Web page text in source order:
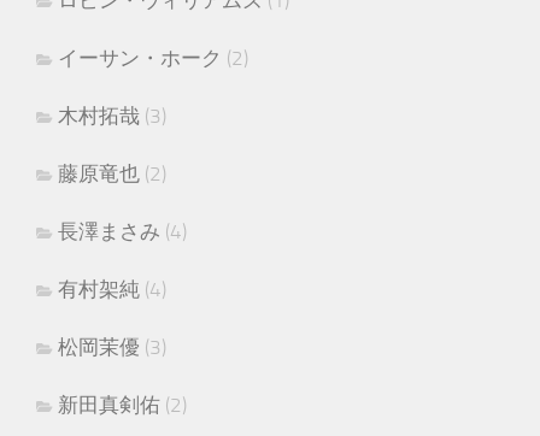
イーサン・ホーク (2)
木村拓哉 (3)
藤原竜也 (2)
長澤まさみ (4)
有村架純 (4)
松岡茉優 (3)
新田真剣佑 (2)